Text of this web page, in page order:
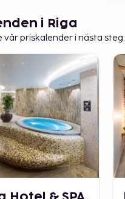
Europa
av Europa.
säkert och
gör resan
i Riga
priskalender i nästa steg.